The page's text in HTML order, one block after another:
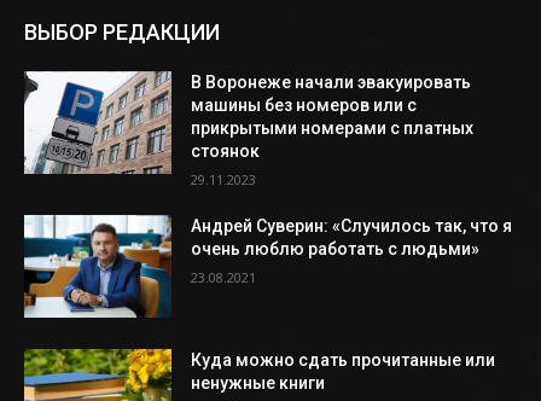
ВЫБОР РЕДАКЦИИ
В Воронеже начали эвакуировать
машины без номеров или с
прикрытыми номерами с платных
стоянок
29.11.2023
Андрей Суверин: «Случилось так, что я
очень люблю работать с людьми»
23.08.2021
Куда можно сдать прочитанные или
ненужные книги